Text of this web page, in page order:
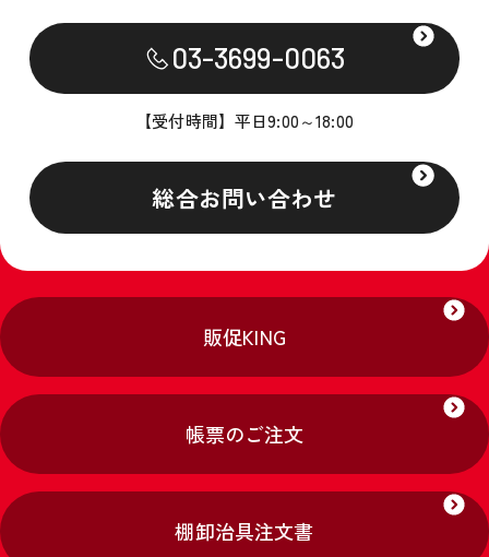
03-3699-0063
【受付時間】平日9:00～18:00
総合お問い合わせ
販促KING
帳票のご注文
棚卸治具注文書